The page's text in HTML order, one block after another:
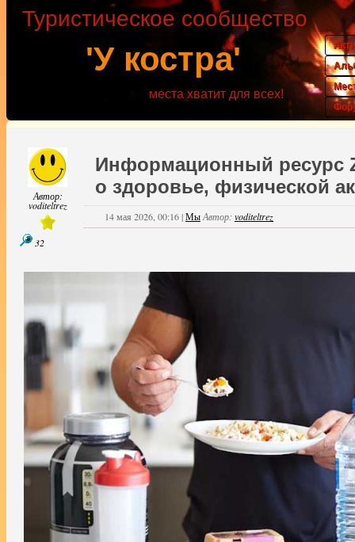
'У костра'
Туристическое сообщество
места хватит для всех!
Автор:
voditeltrez
32
Информационный ресурс
о здоровье, физической
14 мая 2026, 00:16|МыАвтор: voditeltrez